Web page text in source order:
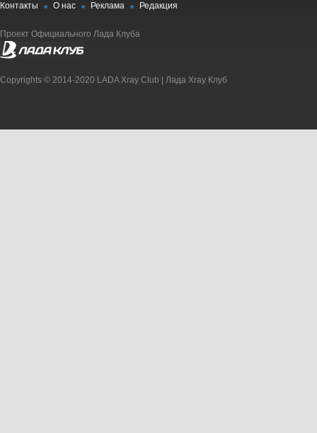
Контакты О нас Реклама Редакция
Проект Официального Лада Клуба
Copyrights © 2014-2020 LADA Xray Club | Лада Xray Клуб